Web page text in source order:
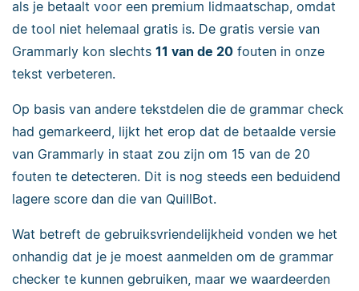
als je betaalt voor een premium lidmaatschap, omdat
de tool niet helemaal gratis is. De gratis versie van
Grammarly kon slechts 11 van de 20 fouten in onze
tekst verbeteren.
Op basis van andere tekstdelen die de grammar check
had gemarkeerd, lijkt het erop dat de betaalde versie
van Grammarly in staat zou zijn om 15 van de 20
fouten te detecteren. Dit is nog steeds een beduidend
lagere score dan die van QuillBot.
Wat betreft de gebruiksvriendelijkheid vonden we het
onhandig dat je je moest aanmelden om de grammar
checker te kunnen gebruiken, maar we waardeerden